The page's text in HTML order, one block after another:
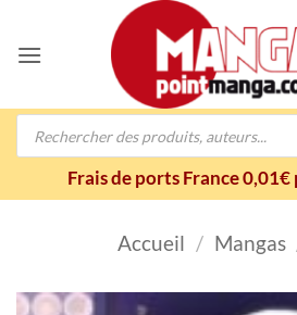
contenu
Recherche
Frais de ports France
Accueil / Mangas